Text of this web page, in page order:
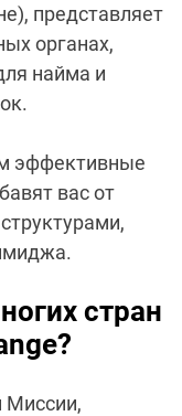
представляет
органах,
найма и
эффективные
вас от
стран
Миссии,